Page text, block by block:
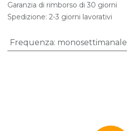
Garanzia di rimborso di 30 giorni
Spedizione: 2-3 giorni lavorativi
Frequenza: monosettimanale